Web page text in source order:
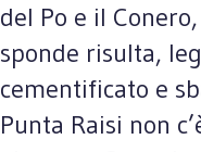
del Po e il
sponde risulta,
cementificato e
Punta Raisi non